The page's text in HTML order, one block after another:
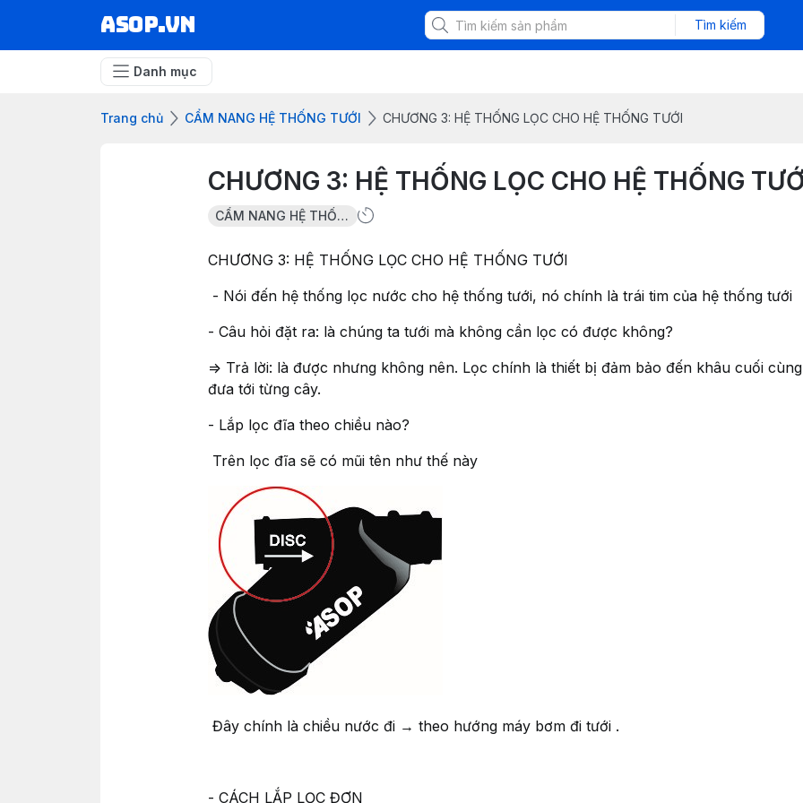
asop.vn Tìm kiếm
Danh mục
Trang chủ CẨM NANG HỆ THỐNG TƯỚI CHƯƠNG 3: HỆ THỐNG LỌC CHO HỆ THỐNG TƯỚI
CHƯƠNG 3: HỆ THỐNG LỌC CHO HỆ THỐNG
CẨM NANG HỆ THỐNG TƯỚI
CHƯƠNG 3: HỆ THỐNG LỌC CHO HỆ THỐNG TƯỚI
- Nói đến hệ thống lọc nước cho hệ thống tưới, nó chính là trái tim của hệ thống tưới
- Câu hỏi đặt ra: là chúng ta tưới mà không cần lọc có được không?
=> Trả lời: là được nhưng không nên. Lọc chính là thiết bị đảm bảo đến khâu cuối
đưa tới từng cây.
- Lắp lọc đĩa theo chiều nào?
Trên lọc đĩa sẽ có mũi tên như thế này
Đây chính là chiều nước đi → theo hướng máy bơm đi tưới .
- CÁCH LẮP LỌC ĐƠN